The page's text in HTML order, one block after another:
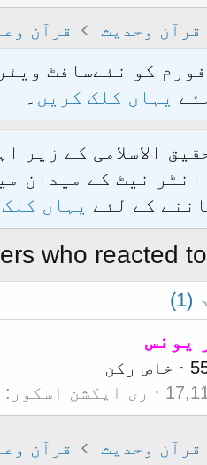
قرآن وحدیث قرآن
یہاں کلک کریں ۔
الاسلامی کے زیر
نیٹ کے میدان
کے لئے یہاں
who reacted
(1)
یونس
خاص رکن ·
ری ایکشن اسکور
قرآن وحدیث قرآن